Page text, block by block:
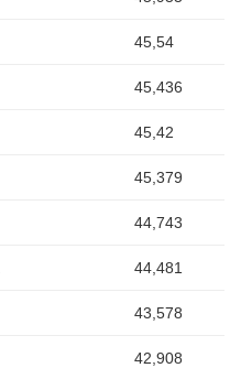
45,54
45,436
45,42
45,379
44,743
44,481
43,578
42,908